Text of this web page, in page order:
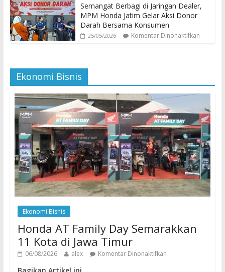
Semangat Berbagi di Jaringan Dealer,
MPM Honda Jatim Gelar Aksi Donor
Darah Bersama Konsumen
25/05/2026 Komentar Dinonaktifkan
Ekonomi Bisnis
Ekonomi Bisnis
Honda AT Family Day Semarakkan
11 Kota di Jawa Timur
06/08/2026 alex Komentar Dinonaktifkan